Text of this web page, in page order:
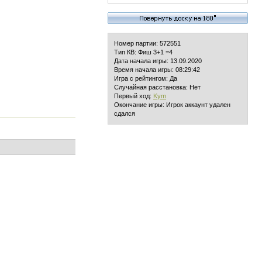
Номер партии: 572551
Тип КВ: Фиш 3+1 =4
Дата начала игры: 13.09.2020
Время начала игры: 08:29:42
Игра с рейтингом: Да
Случайная расстановка: Нет
Первый ход: Kym
Окончание игры: Игрок аккаунт удален
сдался